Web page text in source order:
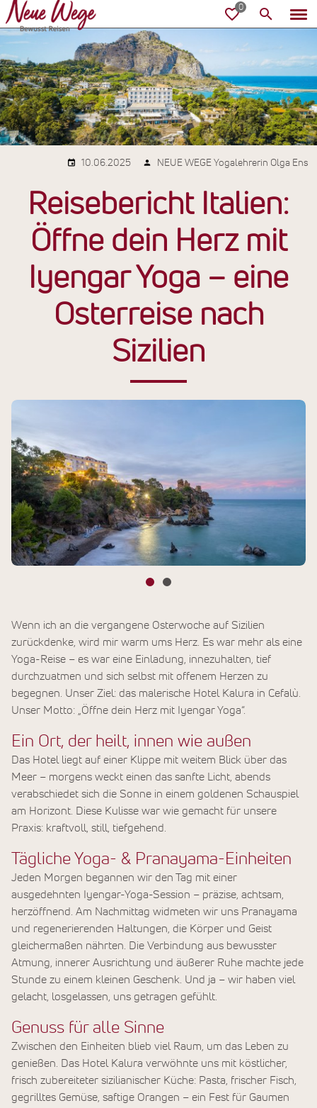
10.06.2025 NEUE WEGE Yogalehrerin Olga Ens
Reisebericht Italien:
Öffne dein Herz mit
Iyengar Yoga – eine
Osterreise nach
Sizilien
Wenn ich an die vergangene Osterwoche auf Sizilien
zurückdenke, wird mir warm ums Herz. Es war mehr als eine
Yoga-Reise – es war eine Einladung, innezuhalten, tief
durchzuatmen und sich selbst mit offenem Herzen zu
begegnen. Unser Ziel: das malerische Hotel Kalura in Cefalù.
Unser Motto: „Öffne dein Herz mit Iyengar Yoga“.
Ein Ort, der heilt, innen wie außen
Das Hotel liegt auf einer Klippe mit weitem Blick über das
Meer – morgens weckt einen das sanfte Licht, abends
verabschiedet sich die Sonne in einem goldenen Schauspiel
am Horizont. Diese Kulisse war wie gemacht für unsere
Praxis: kraftvoll, still, tiefgehend.
Tägliche Yoga- & Pranayama-Einheiten
Jeden Morgen begannen wir den Tag mit einer
ausgedehnten Iyengar-Yoga-Session – präzise, achtsam,
herzöffnend. Am Nachmittag widmeten wir uns Pranayama
und regenerierenden Haltungen, die Körper und Geist
gleichermaßen nährten. Die Verbindung aus bewusster
Atmung, innerer Ausrichtung und äußerer Ruhe machte jede
Stunde zu einem kleinen Geschenk. Und ja – wir haben viel
gelacht, losgelassen, uns getragen gefühlt.
Genuss für alle Sinne
Zwischen den Einheiten blieb viel Raum, um das Leben zu
genießen. Das Hotel Kalura verwöhnte uns mit köstlicher,
frisch zubereiteter sizilianischer Küche: Pasta, frischer Fisch,
gegrilltes Gemüse, saftige Orangen – ein Fest für Gaumen